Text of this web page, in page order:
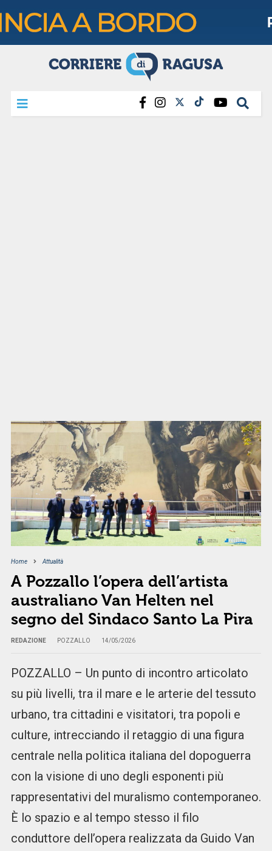
Home Attualità
A Pozzallo l’opera dell’artista
australiano Van Helten nel
segno del Sindaco Santo La Pira
REDAZIONE POZZALLO 14/05/2026
POZZALLO – Un punto di incontro articolato
su più livelli, tra il mare e le arterie del tessuto
urbano, tra cittadini e visitatori, tra popoli e
culture, intrecciando il retaggio di una figura
centrale nella politica italiana del dopoguerra
con la visione di uno degli esponenti più
rappresentativi del muralismo contemporaneo.
È lo spazio e al tempo stesso il filo
conduttore dell’opera realizzata da Guido Van